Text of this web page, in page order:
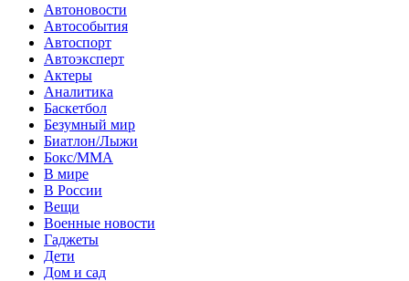
Автоновости
Автособытия
Автоспорт
Автоэксперт
Актеры
Аналитика
Баскетбол
Безумный мир
Биатлон/Лыжи
Бокс/MMA
В мире
В России
Вещи
Военные новости
Гаджеты
Дети
Дом и сад